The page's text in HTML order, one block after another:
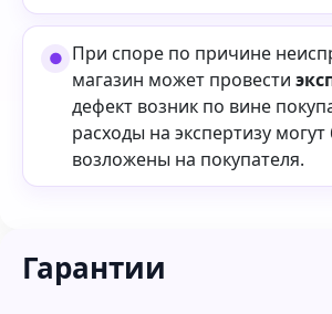
При споре по причине
магазин может провести
дефект возник по вине
расходы на экспертизу
возложены на покупателя.
Гарантии